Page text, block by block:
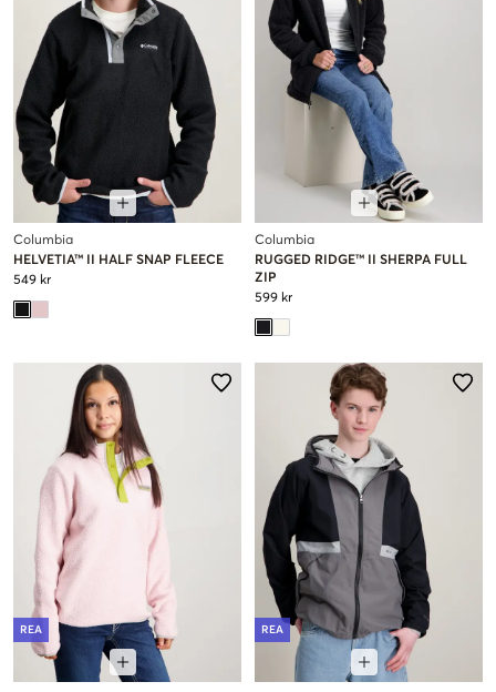
Columbia
HELVETIA™ II HALF SNAP FLEECE
549 kr
Columbia
RUGGED RIDGE™ II SHERPA FULL
ZIP
599 kr
REA REA